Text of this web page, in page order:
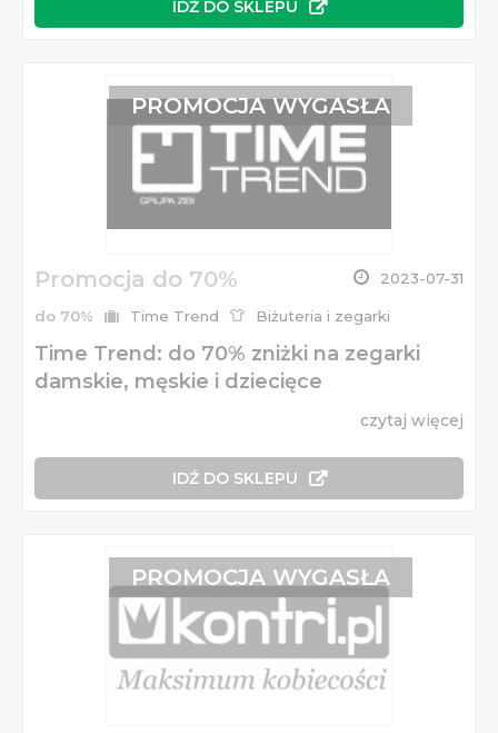
IDŹ DO SKLEPU
Promocja do 70% 2023-07-31
do 70% Time Trend Biżuteria i zegarki
Time Trend: do 70% zniżki na zegarki
damskie, męskie i dziecięce
czytaj więcej
IDŹ DO SKLEPU
PROMOCJA WYGASŁA
PROMOCJA WYGASŁA